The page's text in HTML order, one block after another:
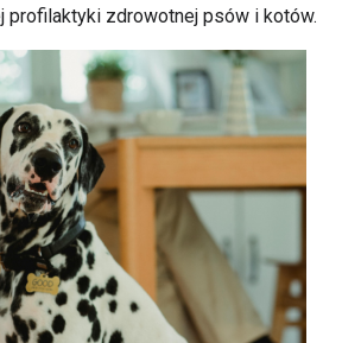
profilaktyki zdrowotnej psów i kotów.